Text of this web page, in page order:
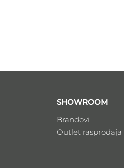
SHOWROOM
Brandovi
Outlet rasprodaja